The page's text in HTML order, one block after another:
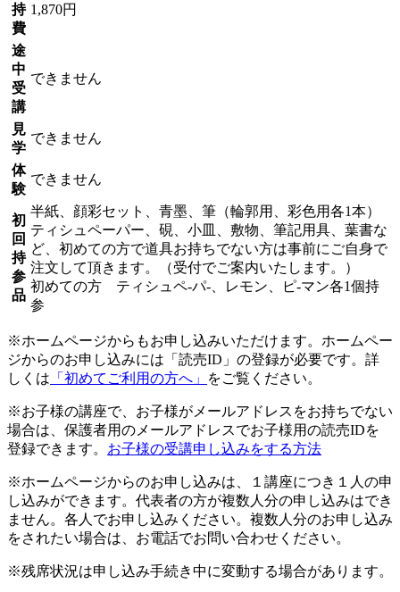
持
費
1,870円
途
中
受
講
できません
見
学
できません
体
験
できません
初
回
持
参
品
半紙、顔彩セット、青墨、筆（輪郭用、彩色用各1本）
ティシュペーパー、硯、小皿、敷物、筆記用具、葉書な
ど、初めての方で道具お持ちでない方は事前にご自身で
注文して頂きます。（受付でご案内いたします。）
初めての方 ティシュペ-パ-、レモン、ピ-マン各1個持
参
※ホームページからもお申し込みいただけます。ホームペー
ジからのお申し込みには「読売ID」の登録が必要です。詳
しくは 「初めてご利用の方へ」 をご覧ください。
※お子様の講座で、お子様がメールアドレスをお持ちでない
場合は、保護者用のメールアドレスでお子様用の読売IDを
登録できます。 お子様の受講申し込みをする方法
※ホームページからのお申し込みは、１講座につき１人の申
し込みができます。代表者の方が複数人分の申し込みはでき
ません。各人でお申し込みください。複数人分のお申し込み
をされたい場合は、お電話でお問い合わせください。
※残席状況は申し込み手続き中に変動する場合があります。